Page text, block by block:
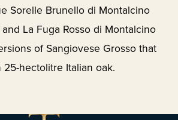
Sorelle Brunello di Montalcino
La Fuga Rosso di Montalcino
of Sangiovese Grosso that
25-hectolitre Italian oak.